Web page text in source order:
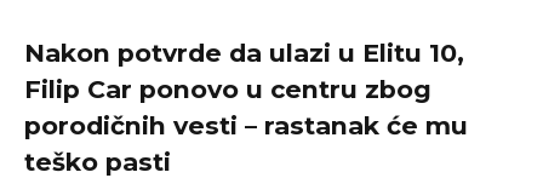
Nakon potvrde da ulazi u Elitu 10,
Filip Car ponovo u centru zbog
porodičnih vesti – rastanak će mu
teško pasti